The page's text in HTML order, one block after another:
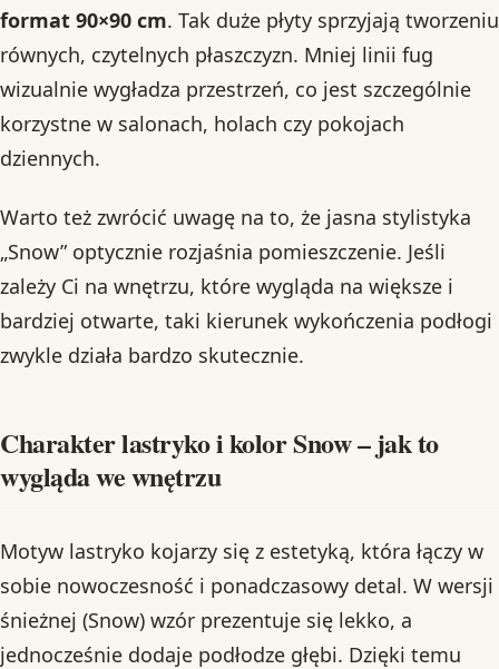
format 90×90 cm. Tak duże płyty sprzyjają tworzeniu
równych, czytelnych płaszczyzn. Mniej linii fug
wizualnie wygładza przestrzeń, co jest szczególnie
korzystne w salonach, holach czy pokojach
dziennych.
Warto też zwrócić uwagę na to, że jasna stylistyka
„Snow” optycznie rozjaśnia pomieszczenie. Jeśli
zależy Ci na wnętrzu, które wygląda na większe i
bardziej otwarte, taki kierunek wykończenia podłogi
zwykle działa bardzo skutecznie.
Charakter lastryko i kolor Snow – jak to
wygląda we wnętrzu
Motyw lastryko kojarzy się z estetyką, która łączy w
sobie nowoczesność i ponadczasowy detal. W wersji
śnieżnej (Snow) wzór prezentuje się lekko, a
jednocześnie dodaje podłodze głębi. Dzięki temu